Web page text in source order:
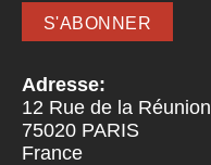
Adresse:
12 Rue de la Réunion
75020 PARIS
France